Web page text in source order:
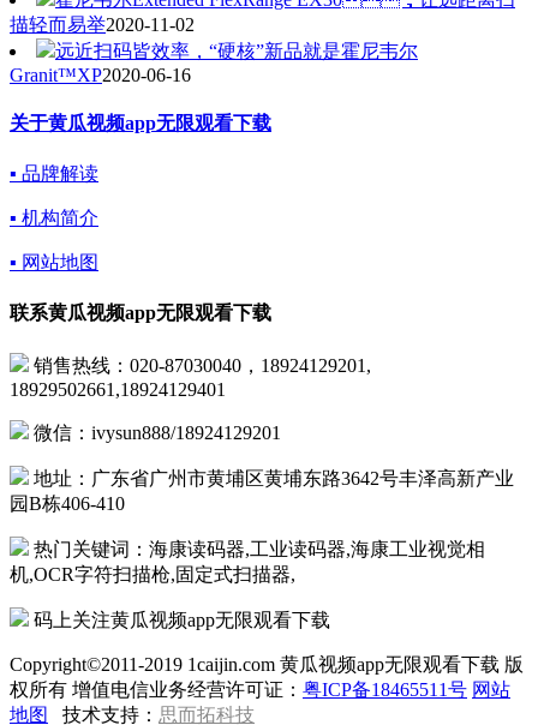
描轻而易举2020-11-02
远近扫码皆效率，“硬核”新品就是霍尼韦尔
Granit™XP2020-06-16
关于黄瓜视频app无限观看下载
▪ 品牌解读
▪ 机构简介
▪ 网站地图
联系黄瓜视频app无限观看下载
销售热线：020-87030040，18924129201,
18929502661,18924129401
微信：ivysun888/18924129201
地址：广东省广州市黄埔区黄埔东路3642号丰泽高新产业
园B栋406-410
热门关键词：海康读码器,工业读码器,海康工业视觉相
机,OCR字符扫描枪,固定式扫描器,
码上关注黄瓜视频app无限观看下载
Copyright©2011-2019 1caijin.com 黄瓜视频app无限观看下载 版
权所有 增值电信业务经营许可证： 粤ICP备18465511号 网站
地图
技术支持： 思而拓科技